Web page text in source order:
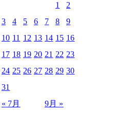
« 7月 9月 »
1
2
3
4 5 6 7 8
9
10 11 12 13 14 15 16
17 18 19 20 21 22 23
24 25 26 27 28 29 30
31